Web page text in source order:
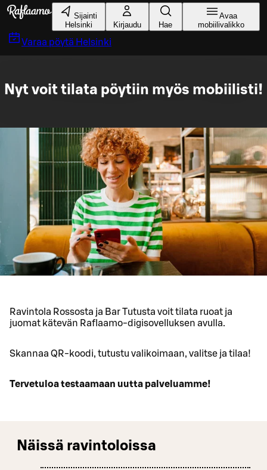
Siirry pääsisältöön
Sijainti
Helsinki
Kirjaudu Hae
Avaa
mobiilivalikko
Varaa pöytä Helsinki
Nyt voit tilata pöytiin myös mobiilisti!
Ravintola Rossosta ja Bar Tutusta voit tilata ruoat ja
juomat kätevän Raflaamo-digisovelluksen avulla.
Skannaa QR-koodi, tutustu valikoimaan, valitse ja tilaa!
Tervetuloa testaamaan uutta palveluamme!
Näissä ravintoloissa